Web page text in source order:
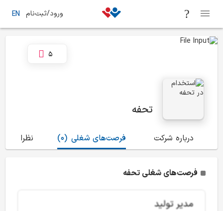
ورود/ثبت‌نام EN
تحفه
5
درباره شرکت (0) فرصت‌های شغلی نظرات
فرصت‌های شغلی تحفه
مدیر تولید